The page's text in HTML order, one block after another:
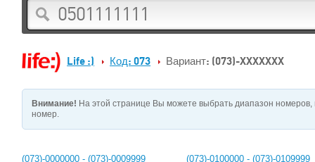
Life :) Код: 073 Вариант: (073)-XXXXXXX
Внимание! На этой странице Вы можете выбрать диапазон
номер.
(073)-0000000 - (073)-0009999
(073)-0100000 - (073)-0109999